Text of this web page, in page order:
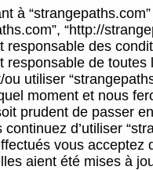
à
“http://
responsable des
responsable de
utiliser
moment et nous
prudent de passer
continuez d’utiliser
vous acceptez
aient été mises à